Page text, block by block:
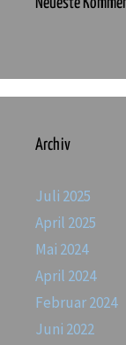
Archiv
Juli 2025
April 2025
Mai 2024
April 2024
Februar 2024
Juni 2022